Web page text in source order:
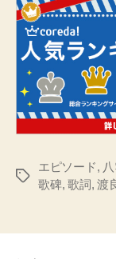
タ
エピソード,
歌碑, 歌詞, 渡